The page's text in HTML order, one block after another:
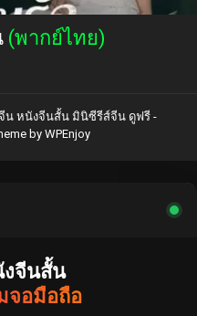
(พากย์ไทย)
น หนังจีนสั้น มินิซีรีส์จีน ดูฟรี -
by WPEnjoy
จีนสั้น
จอมือถือ